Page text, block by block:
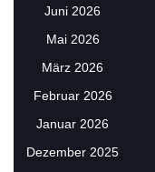
Juni 2026
Mai 2026
März 2026
Februar 2026
Januar 2026
Dezember 2025